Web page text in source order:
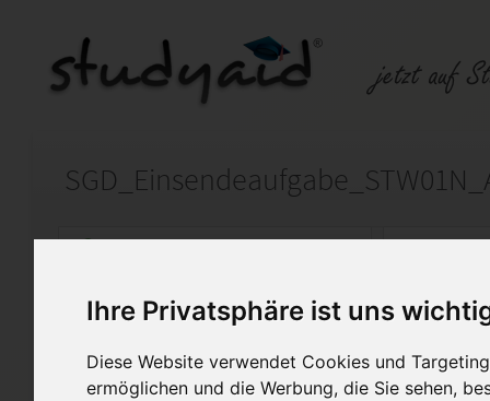
Ihre Privatsphäre ist uns
Diese Website verwendet Cookies und
ermöglichen und die Werbung, die Sie sehen,
Auf StudyAid.de verkaufen
Startseite Sonstiges
Buchführung und